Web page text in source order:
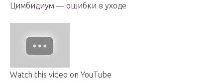
Цимбидиум — ошибки в уходе
Watch this video on YouTube